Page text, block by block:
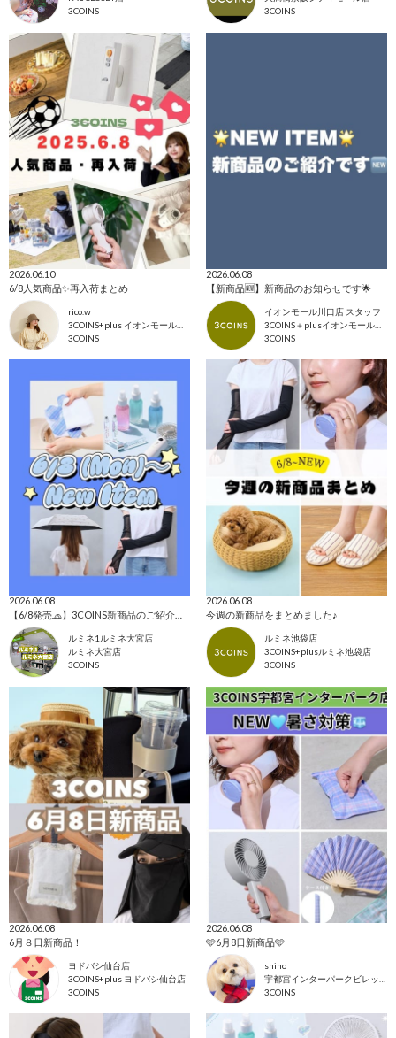
3COINS
3COINS
2026.06.10
6/8人気商品✨再入荷まとめ
rico.w
3COINS+plus イオンモール日吉津店
3COINS
2026.06.08
【新商品🆕】新商品のお知らせです🌟
イオンモール川口店 スタッフ
3COINS
2026.06.08
ルミネ1ルミネ大宮店
ルミネ大宮店
3COINS
2026.06.08
今週の新商品をまとめました♪
ルミネ池袋店
3COINS+plusルミネ池袋店
3COINS
2026.06.08
6月８日新商品！
ヨドバシ仙台店
3COINS+plus ヨドバシ仙台店
3COINS
2026.06.08
🩵6月8日新商品🩵
shino
3COINS